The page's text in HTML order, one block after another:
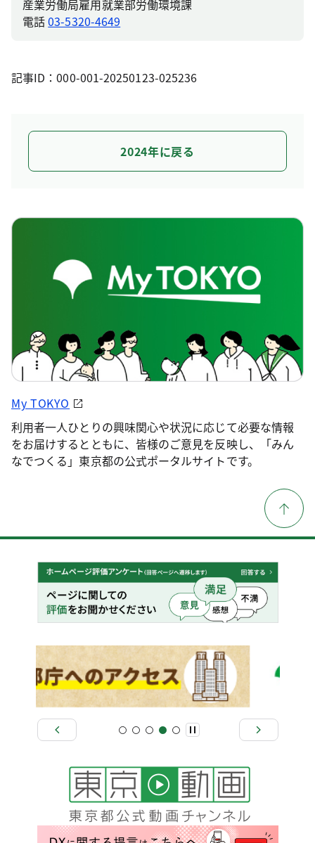
産業労働局雇用就業部労働環境課
電話03-5320-4649
記事ID：000-001-20250123-025236
2024年に戻る
My TOKYO
利用者一人ひとりの興味関心や状況に応じて必要な情報
をお届けするとともに、皆様のご意見を反映し、「みん
なでつくる」東京都の公式ポータルサイトです。